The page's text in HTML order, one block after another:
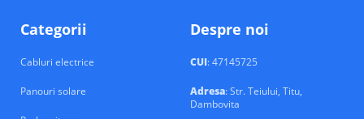
Categorii
Cabluri electrice
Panouri solare
Despre noi
CUI: 47145725
Adresa: Str. Teiului, Titu,
Dambovita